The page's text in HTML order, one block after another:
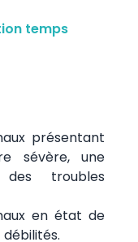
temps
présentant
sévère, une
troubles
en état de